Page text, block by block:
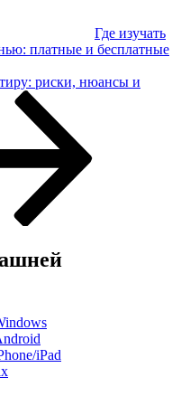
Где изучать
платные и бесплатные
риски, нюансы и
iPad